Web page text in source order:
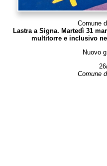
Comune
Lastra a Signa. Martedì 31
multitorre e inclusivo
Nuovo
Comune